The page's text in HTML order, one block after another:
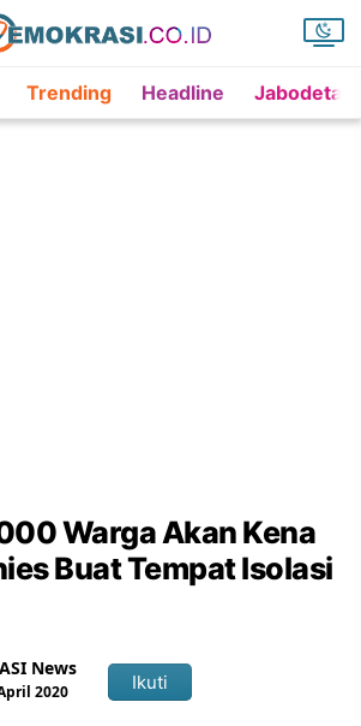
Trending Headline
Warga Akan Kena
Buat Tempat Isolasi
News
2020 Ikuti